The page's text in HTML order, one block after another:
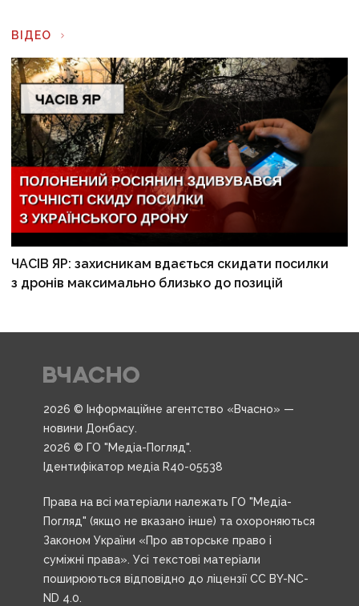
ВІДЕО
ЧАСІВ ЯР: захисникам вдається скидати посилки
з дронів максимально близько до позицій
2026 © Інформаційне агентство «Вчасно» —
новини Донбасу.
2026 © ГО "Медіа-Погляд".
Ідентифікатор медіа R40-05538
Права на всі матеріали належать ГО "Медіа-
Погляд" (якщо не вказано інше) та охороняються
Законом України «Про авторське право і
суміжні права». Усі текстові матеріали
поширюються відповідно до ліцензії CC BY-NC-
ND 4.0.